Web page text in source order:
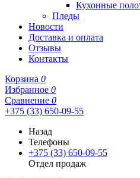
Кухонные
Пледы
Новости
Доставка и оплата
Отзывы
Контакты
Корзина 0
Избранное 0
Сравнение 0
+375 (33) 650-09-55
Назад
Телефоны
+375 (33) 650-09-55
Отдел продаж